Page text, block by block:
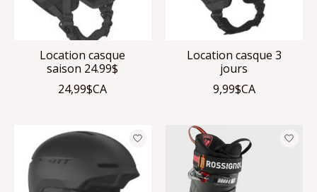
Location casque
saison 24.99$
24,99$CA
Location casque 3
jours
9,99$CA